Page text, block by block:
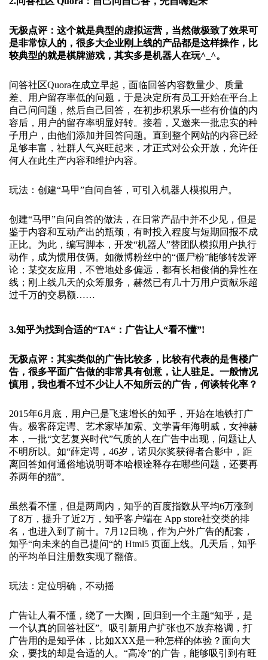
无极点评：这个就是典型的虚拟运营，当然做极致了效果可
是非常惊人的，很多大企业刚上线的产品都是这样操作，比
较典型的就是棋牌游戏，其实多是机器人在玩^_^。
问答社区Quora在成立早起，面临回答内容数量少、质量
差、用户留存率低的问题，于是决定所有员工开始在平台上
自己问问题，然后自己回答，在初步积累乐一些有价值的内
容后，用户的留存率明显好转。接着，又邀来一批忠实的种
子用户，由他们添加并回答问题。直到整个网站的内容已经
足够丰富，社群人气兴旺起来，才正式对公众开放，允许任
何人在此生产内容和维护内容。
玩法：创建“马甲”自问自答，可引入机器人模拟用户。
创建“马甲”自问自答的做法，在日常产品中并不少见，但是
鉴于内容和互动产出的瓶颈，有时投入程度与短期回报不成
正比。为此，编写脚本，开发“机器人”替团队模拟用户执行
动作，成为惯用伎俩。如微博粉丝中的“僵尸粉”能够转发评
论；某交友应用，不管地处多偏远，都有长相俊俏的异性在
线；刚上线几天的众筹服务，赫然已有几十万用户贡献乐超
过千万的交易额……
3.知乎为找到合适的“TA“：广告让人“看不懂”!
无极点评：其实类似的广告比较多，比较有代表的是售楼广
告，很多平面广告做的非常具有创意，让人驻足。一般情况
慎用，我也看不过不少让人不知所云的广告，何谈转化率？
2015年6月底，用户已是飞速增长的知乎，开始在地铁打广
告。极客薛定谔、艺术家毕加索、文学青年海明威，女神赫
本，一批“文艺复兴时代”气质的人在广告中出现，问题让人
不明所以。如“薛定谔，46岁，诺贝尔奖获得者合影中，距
离回答如何通俗地说明哥本哈根诠释存在哪些问题，还要再
养两年的猫”。
虽然看不懂，但是两周内，知乎的百度指数从平均6万涨到
了8万，提升了近2万，知乎客户端在 App store社交类的排
名，也进入到了前十。7月12日晚，作为户外广告的配套，
知乎“向未来的自己提问“的 Html5 页面上线。几天后，知乎
的平均单日注册数实现了翻倍。
玩法：定位明确，不动摇
广告让人看不懂，绕了一大圈，回归到一个主题“知乎，是
一个认真的回答社区”。吸引新用户扩张也不放弃格调，打
广告用的是知乎体，比如XXX是一种怎样的体验？面向大
众，要找的却是合适的人。“高冷”的广告，能够吸引到有旺